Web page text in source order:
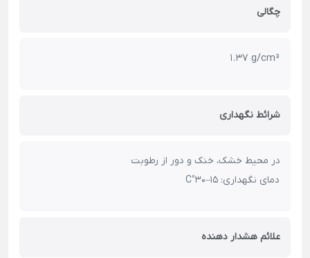
چگالی
1.37 g/cm³
شرائط نگهداری
در محیط خشک، خنک و دور از رطوبت
دمای نگهداری: 15–30°C
علائم هشدار دهنده